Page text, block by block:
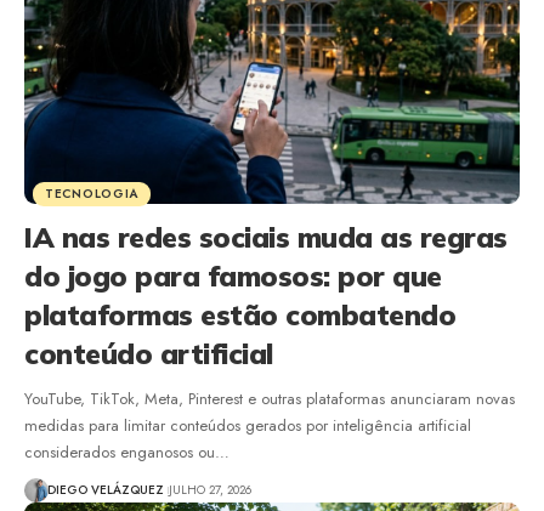
TECNOLOGIA
IA nas redes sociais muda as regras
do jogo para famosos: por que
plataformas estão combatendo
conteúdo artificial
YouTube, TikTok, Meta, Pinterest e outras plataformas anunciaram novas
medidas para limitar conteúdos gerados por inteligência artificial
considerados enganosos ou…
DIEGO VELÁZQUEZ JULHO 27, 2026